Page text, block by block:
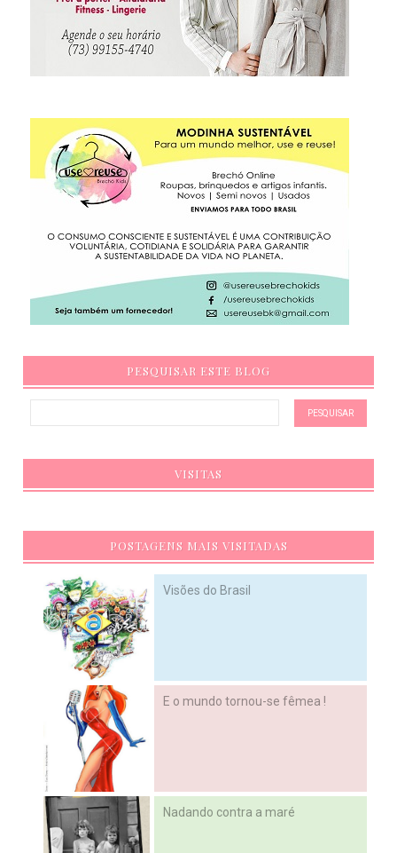
PESQUISAR ESTE BLOG
VISITAS
POSTAGENS MAIS VISITADAS
Visões do Brasil
E o mundo tornou-se fêmea !
Nadando contra a maré